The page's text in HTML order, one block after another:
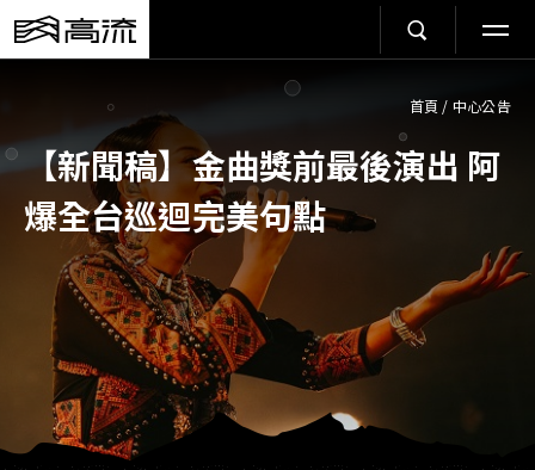
首頁 / 中心公告
【新聞稿】金曲獎前最後演出 阿
爆全台巡迴完美句點